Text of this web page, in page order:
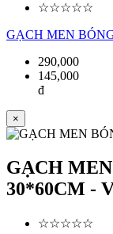
☆☆☆☆☆
GẠCH MEN
290,000
145,000
đ
×
GẠCH
30*60CM -
☆☆☆☆☆